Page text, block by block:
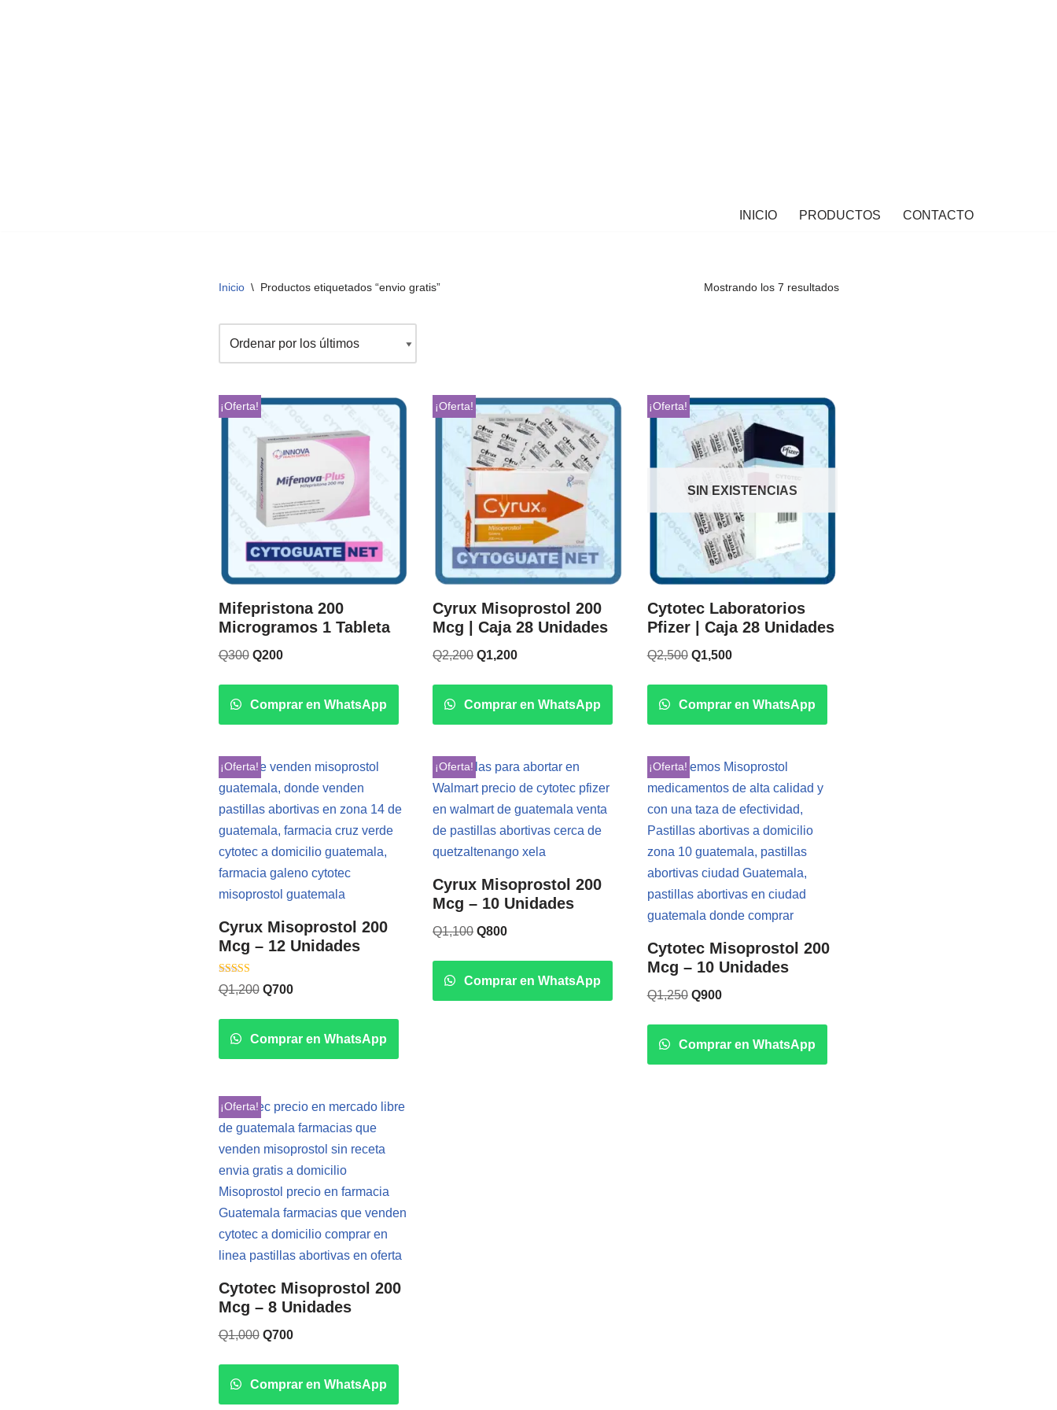
INICIO PRODUCTOS CONTACTO
Inicio \ Productos etiquetados “envio gratis” Mostrando los 7 resultados
¡Oferta!
Mifepristona 200
Microgramos 1 Tableta
Q300 Q200
Comprar en WhatsApp
¡Oferta!
Cyrux Misoprostol 200
Mcg | Caja 28 Unidades
Q2,200 Q1,200
Comprar en WhatsApp
SIN EXISTENCIAS
¡Oferta!
Cytotec Laboratorios
Pfizer | Caja 28 Unidades
Q2,500 Q1,500
Comprar en WhatsApp
¡Oferta!
Cyrux Misoprostol 200
Mcg – 12 Unidades
Valorado con
5.00
Q1,200 Q700
Comprar en WhatsApp
¡Oferta!
Cyrux Misoprostol 200
Mcg – 10 Unidades
Q1,100 Q800
Comprar en WhatsApp
¡Oferta!
Cytotec Misoprostol 200
Mcg – 10 Unidades
Q1,250 Q900
Comprar en WhatsApp
¡Oferta!
Cytotec Misoprostol 200
Mcg – 8 Unidades
Q1,000 Q700
Comprar en WhatsApp